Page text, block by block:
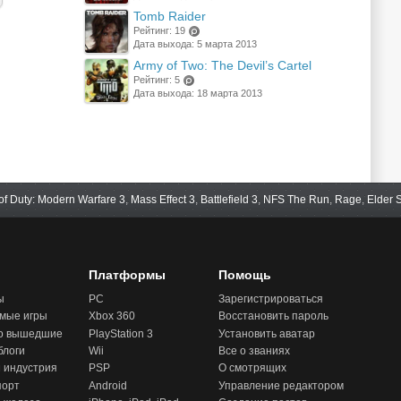
Tomb Raider
Рейтинг: 19
(points)
Дата выхода: 5 марта 2013
Army of Two: The Devil’s Cartel
Рейтинг: 5
(points)
Дата выхода: 18 марта 2013
Duty: Modern Warfare 3, Mass Effect 3,Battlefield 3, NFS The Run, Rage, Elder
игры
вышедшие
индустрия
Платформы
PC
Xbox 360
PlayStation 3
Wii
PSP
Android
Помощь
Зарегистрироваться
Восстановить пароль
Установить аватар
Все о званиях
О смотрящих
Управление редактором